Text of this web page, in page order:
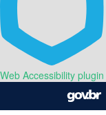
Web Accessibility plugin